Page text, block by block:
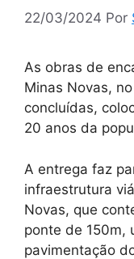
22/03/2024 Por
As obras de
Minas Novas,
concluídas,
20 anos da
A entrega faz
infraestrutura
Novas, que
ponte de 150m,
pavimentação